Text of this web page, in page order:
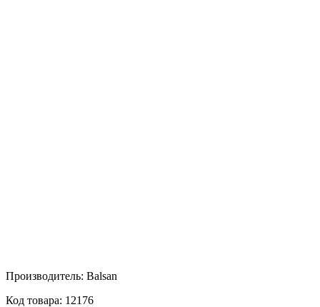
Производитель: Balsan
Код товара: 12176